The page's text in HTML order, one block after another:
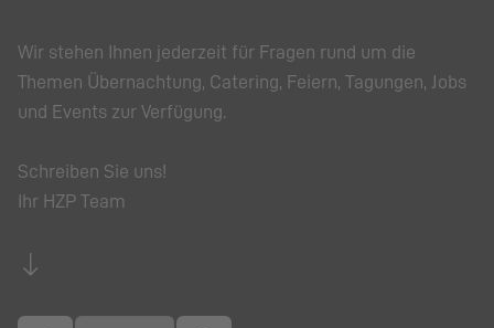
Wir stehen Ihnen jederzeit für Fragen rund um die
Themen Übernachtung, Catering, Feiern, Tagungen, Jobs
und Events zur Verfügung.
Schreiben Sie uns!
Ihr HZP Team